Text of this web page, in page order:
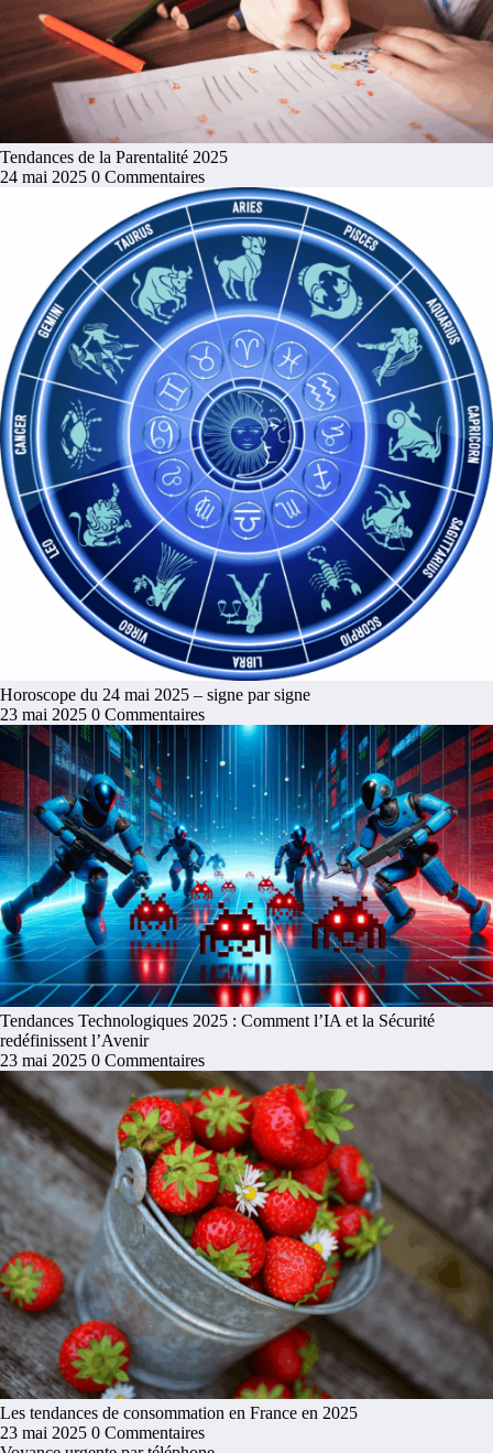
Tendances de la Parentalité 2025
24 mai 2025 0 Commentaires
Horoscope du 24 mai 2025 – signe par signe
23 mai 2025 0 Commentaires
Tendances Technologiques 2025 : Comment l’IA et la Sécurité
redéfinissent l’Avenir
23 mai 2025 0 Commentaires
Les tendances de consommation en France en 2025
23 mai 2025 0 Commentaires